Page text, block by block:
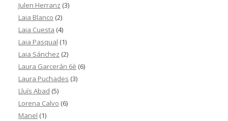
Julen Herranz (3)
Laia Blanco (2)
Laia Cuesta (4)
Laia Pasqual (1)
Laia Sánchez (2)
Laura Garcerán 6è (6)
Laura Puchades (3)
Lluís Abad (5)
Lorena Calvo (6)
Manel (1)